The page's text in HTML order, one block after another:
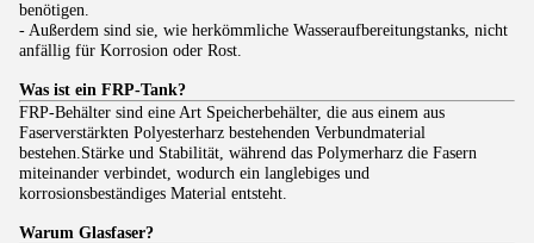
benötigen.
- Außerdem sind sie, wie herkömmliche Wasseraufbereitungstanks, nicht
anfällig für Korrosion oder Rost.
Was ist ein FRP-Tank?
FRP-Behälter sind eine Art Speicherbehälter, die aus einem aus
Faserverstärkten Polyesterharz bestehenden Verbundmaterial
bestehen.Stärke und Stabilität, während das Polymerharz die Fasern
miteinander verbindet, wodurch ein langlebiges und
korrosionsbeständiges Material entsteht.
Warum Glasfaser?